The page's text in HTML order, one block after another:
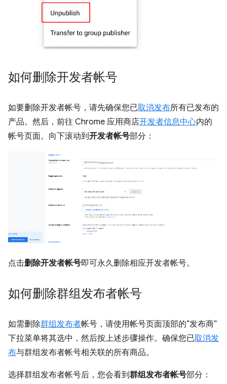
如何删除开发者帐号
如要删除开发者帐号，请先确保您已取消发布所有已发布的
产品。然后，前往 Chrome 应用商店开发者信息中心内的
帐号页面。向下滚动到开发者帐号部分：
点击删除开发者帐号即可永久删除相应开发者帐号。
如何删除群组发布者帐号
如需删除群组发布者帐号，请使用帐号页面顶部的“发布商”
下拉菜单将其选中，然后按上述步骤操作。确保您已取消发
布与群组发布者帐号相关联的所有商品。
选择群组发布者帐号后，您会看到群组发布者帐号部分：